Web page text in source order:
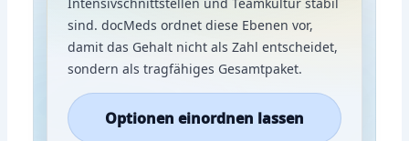
sind. docMeds ordnet diese Ebenen vor,
damit das Gehalt nicht als Zahl entscheidet,
sondern als tragfähiges Gesamtpaket.
Optionen einordnen lassen